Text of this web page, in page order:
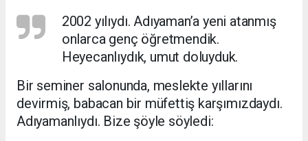
2002 yılıydı. Adıyaman’a yeni atanmış
onlarca genç öğretmendik.
Heyecanlıydık, umut doluyduk.
Bir seminer salonunda, meslekte yıllarını
devirmiş, babacan bir müfettiş karşımızdaydı.
Adıyamanlıydı. Bize şöyle söyledi: